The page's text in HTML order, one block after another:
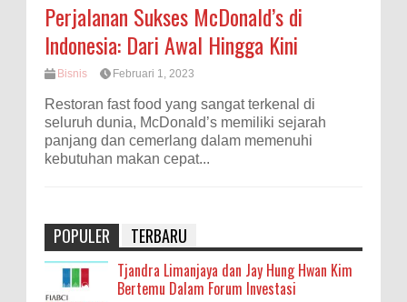
Perjalanan Sukses McDonald’s di
Indonesia: Dari Awal Hingga Kini
Bisnis Februari 1, 2023
Restoran fast food yang sangat terkenal di
seluruh dunia, McDonald’s memiliki sejarah
panjang dan cemerlang dalam memenuhi
kebutuhan makan cepat...
POPULER TERBARU
Tjandra Limanjaya dan Jay Hung Hwan Kim
Bertemu Dalam Forum Investasi